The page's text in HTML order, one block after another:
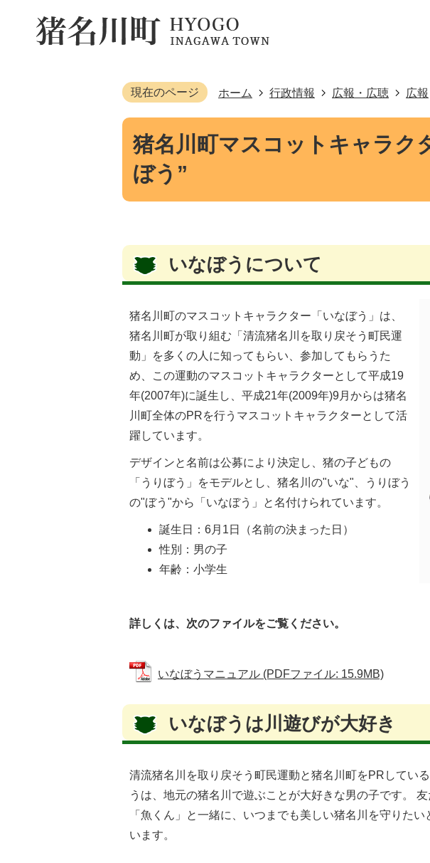
現在のページ ホーム 行政情報 広報・広聴 広報
猪名川町マスコットキャラク
ぼう”
いなぼうについて
猪名川町のマスコットキャラクター「いなぼう」は、
猪名川町が取り組む「清流猪名川を取り戻そう町民運
動」を多くの人に知ってもらい、参加してもらうた
め、この運動のマスコットキャラクターとして平成19
年(2007年)に誕生し、平成21年(2009年)9月からは猪名
川町全体のPRを行うマスコットキャラクターとして活
躍しています。
デザインと名前は公募により決定し、猪の子どもの
「うりぼう」をモデルとし、猪名川の"いな"、うりぼう
の"ぼう"から「いなぼう」と名付けられています。
誕生日：6月1日（名前の決まった日）
性別：男の子
年齢：小学生
詳しくは、次のファイルをご覧ください。
いなぼうマニュアル (PDFファイル: 15.9MB)
いなぼうは川遊びが大好き
清流猪名川を取り戻そう町民運動と猪名川町をPRしてい
うは、地元の猪名川で遊ぶことが大好きな男の子です。
「魚くん」と一緒に、いつまでも美しい猪名川を守りたい
います。